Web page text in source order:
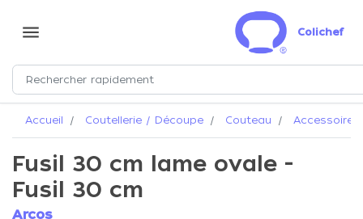
menu Colichef
Accueil Coutellerie / Découpe Couteau
Fusil 30 cm lame ovale -
Fusil 30 cm
Arcos